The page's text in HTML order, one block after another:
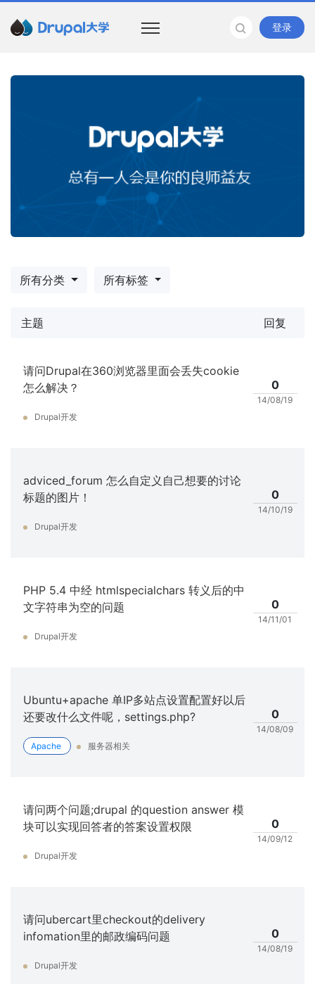
登录
所有分类 所有标签
主题 回复
请问Drupal在360浏览器里面会丢失cookie
怎么解决？
Drupal开发
0
14/08/19
adviced_forum 怎么自定义自己想要的讨论
标题的图片！
Drupal开发
0
14/10/19
PHP 5.4 中经 htmlspecialchars 转义后的中
文字符串为空的问题
Drupal开发
0
14/11/01
Ubuntu+apache 单IP多站点设置配置好以后
还要改什么文件呢，settings.php?
Apache 服务器相关
0
14/08/09
请问两个问题;drupal 的question answer 模
块可以实现回答者的答案设置权限
Drupal开发
0
14/09/12
请问ubercart里checkout的delivery
infomation里的邮政编码问题
Drupal开发
0
14/08/19